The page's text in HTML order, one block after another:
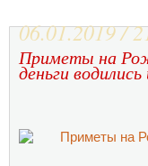
06.01.2019 /
Приметы на
деньги